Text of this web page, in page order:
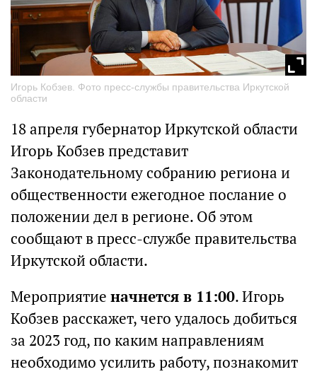
Игорь Кобзев. Фото пресс-службы правительства Иркутской
области
18 апреля губернатор Иркутской области
Игорь Кобзев представит
Законодательному собранию региона и
общественности ежегодное послание о
положении дел в регионе. Об этом
сообщают в пресс-службе правительства
Иркутской области.
Мероприятие начнется в 11:00. Игорь
Кобзев расскажет, чего удалось добиться
за 2023 год, по каким направлениям
необходимо усилить работу, познакомит